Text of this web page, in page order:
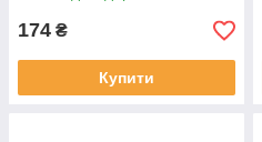
174 ₴
Купити